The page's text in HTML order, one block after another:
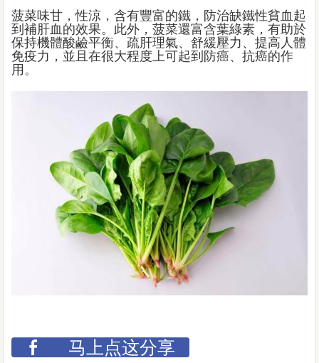
菠菜味甘，性涼，含有豐富的鐵，防治缺鐵性貧血起
到補肝血的效果。此外，菠菜還富含葉綠素，有助於
保持機體酸鹼平衡、疏肝理氣、舒緩壓力、提高人體
免疫力，並且在很大程度上可起到防癌、抗癌的作
用。
马上点这分享